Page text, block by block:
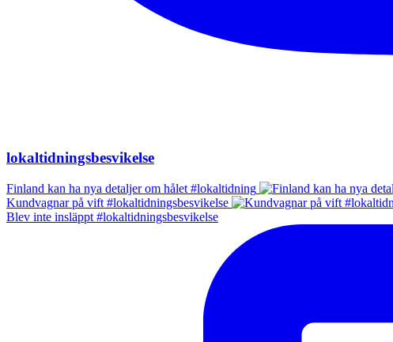
lokaltidningsbesvikelse
Finland kan ha nya detaljer om hålet #lokaltidning
Kundvagnar på vift #lokaltidningsbesvikelse
Blev inte insläppt #lokaltidningsbesvikelse